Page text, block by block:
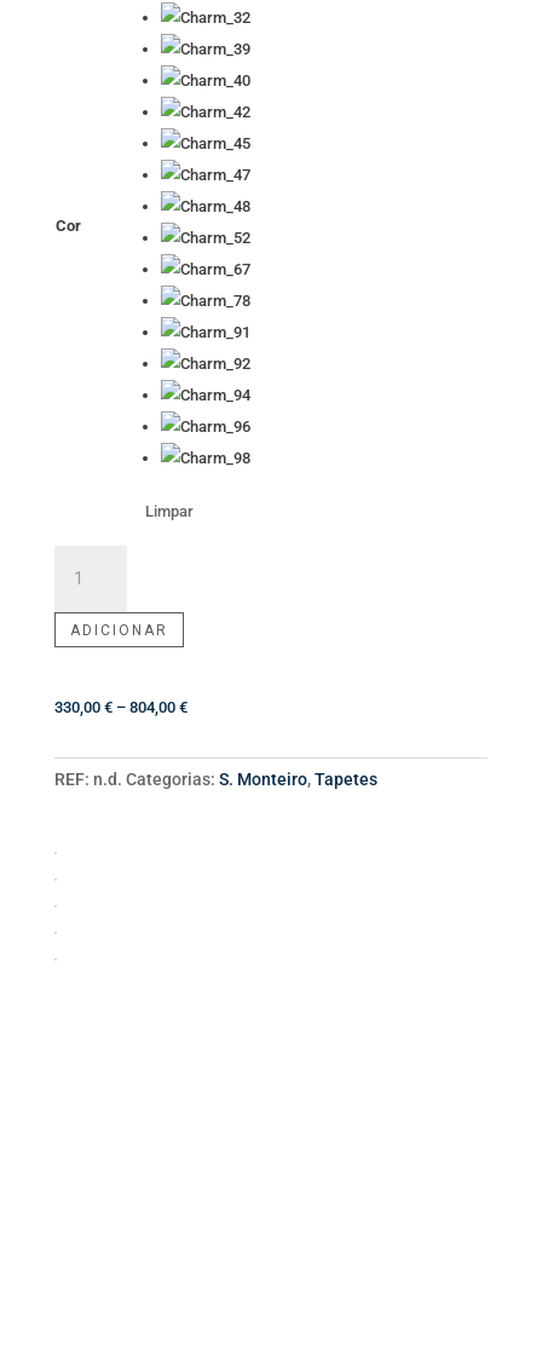
Cor
Limpar
Tapete
Charm
ADICIONAR
330,00 € – 804,00 €Price
330,00 €
through
REF: n.d. Categorias: S. Monteiro,Tapetes